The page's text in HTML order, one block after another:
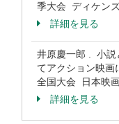
季大会 ディケン
詳細を見る
井原慶一郎 . 小説
てアクション映
全国大会 日本映
詳細を見る